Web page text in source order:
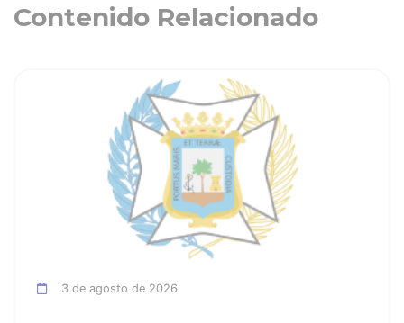
Contenido Relacionado
3 de agosto de 2026